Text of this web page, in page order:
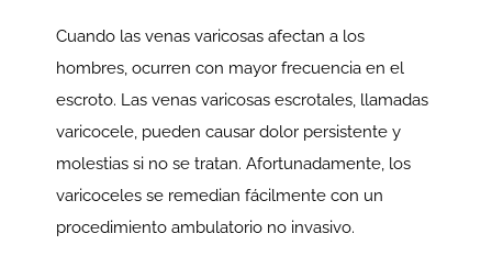
Cuando las venas varicosas afectan a los
hombres, ocurren con mayor frecuencia en el
escroto. Las venas varicosas escrotales, llamadas
varicocele, pueden causar dolor persistente y
molestias si no se tratan. Afortunadamente, los
varicoceles se remedian fácilmente con un
procedimiento ambulatorio no invasivo.